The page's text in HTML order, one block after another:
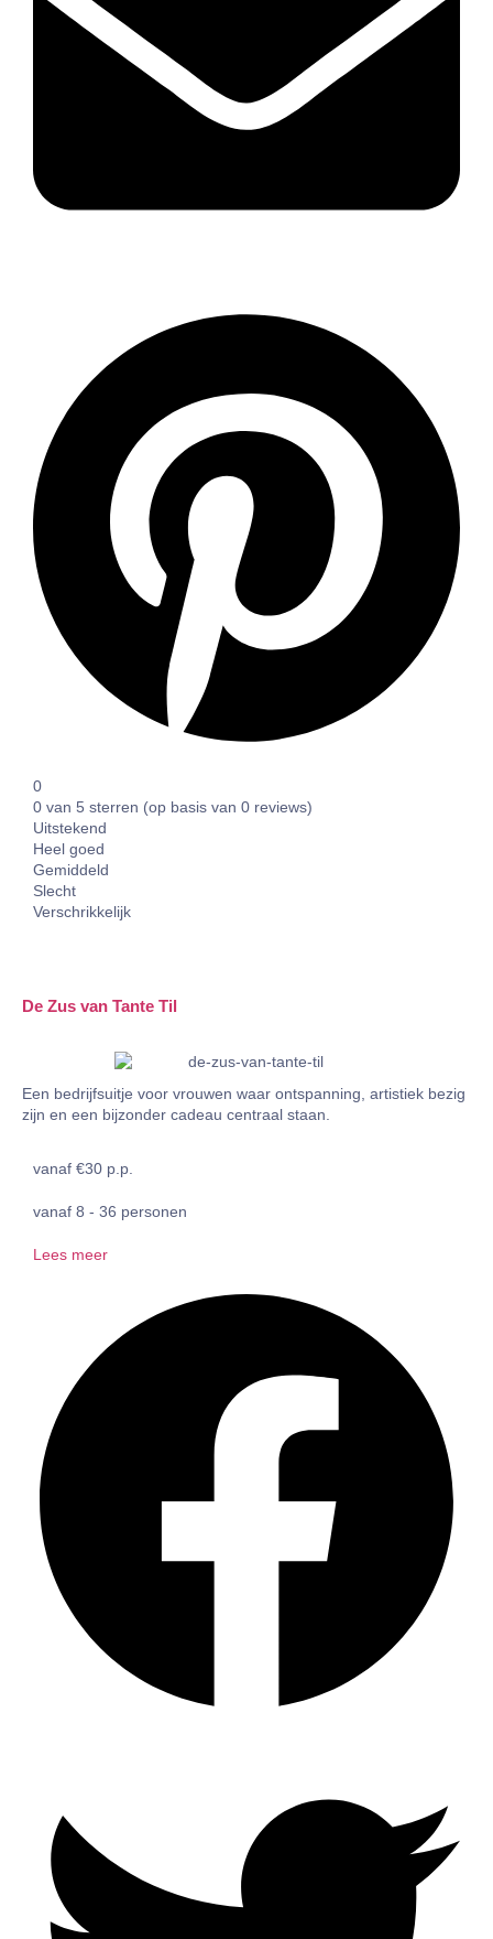
0
0 van 5 sterren (op basis van 0 reviews)
Uitstekend
Heel goed
Gemiddeld
Slecht
Verschrikkelijk
De Zus van Tante Til
Een bedrijfsuitje voor vrouwen waar ontspanning, artistiek bezig
zijn en een bijzonder cadeau centraal staan.
vanaf €30 p.p.
vanaf 8 - 36 personen
Lees meer